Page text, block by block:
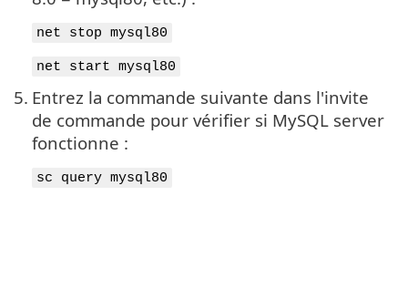
net stop mysql80
net start mysql80
5. Entrez la commande suivante dans l'invite
de commande pour vérifier si MySQL server
fonctionne :
sc query mysql80